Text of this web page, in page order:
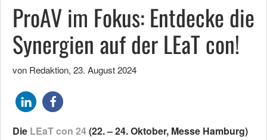
ProAV im Fokus: Entdecke die
Synergien auf der LEaT con!
von Redaktion, 23. August 2024
Die LEaT con 24(22. – 24. Oktober, Messe Hamburg)